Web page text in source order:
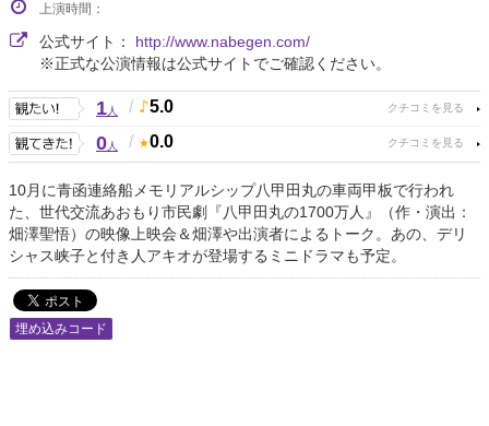
上演時間：
公式サイト： http://www.nabegen.com/
※正式な公演情報は公式サイトでご確認ください。
1人 / 5.0
0人 / 0.0
10月に青函連絡船メモリアルシップ八甲田丸の車両甲板で行われ
た、世代交流あおもり市民劇『八甲田丸の1700万人』（作・演出：
畑澤聖悟）の映像上映会＆畑澤や出演者によるトーク。あの、デリ
シャス峡子と付き人アキオが登場するミニドラマも予定。
埋め込みコード